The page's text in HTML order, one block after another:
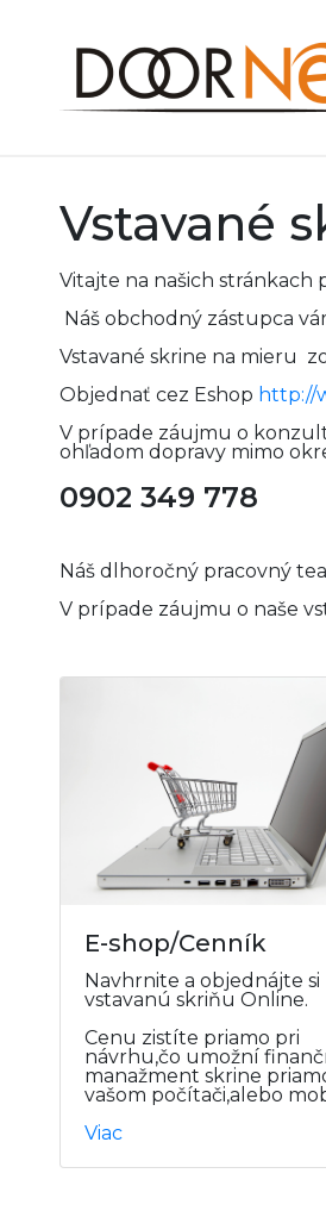
Vstavané
Vitajte na našich stránkach
Náš obchodný zástupca
Vstavané skrine na mieru
Objednať cez Eshop http://
V prípade záujmu o
ohľadom dopravy mimo
0902 349 778
Náš dlhoročný pracovný
V prípade záujmu o naše
E-shop/Cenník
Navhrnite a objednájte si
vstavanú skriňu Online.
Cenu zistíte priamo pri
návrhu,čo umožní
manažment skrine
vašom počítači,alebo
Viac